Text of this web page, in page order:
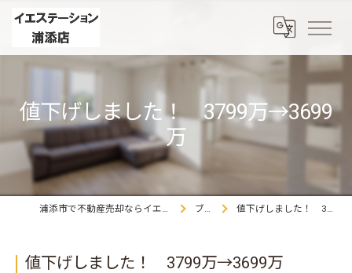
値下げしました！ 3799万→3699
万
浦添市で不動産売却ならイエステーション浦添店 ブログ 値下げしました！ 3799万→3699万
値下げしました！ 3799万→3699万